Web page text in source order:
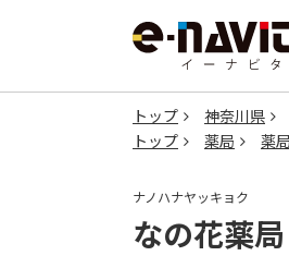
トップ 神奈川県
トップ
薬局 薬
ナノハナヤッキョク
なの花薬局